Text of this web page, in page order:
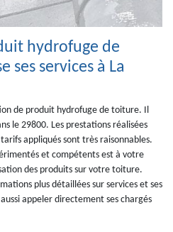
hydrofuge de
ses services à La
de produit hydrofuge de toiture. Il
le 29800. Les prestations réalisées
appliqués sont très raisonnables.
et compétents est à votre
des produits sur votre toiture.
plus détaillées sur services et ses
appeler directement ses chargés